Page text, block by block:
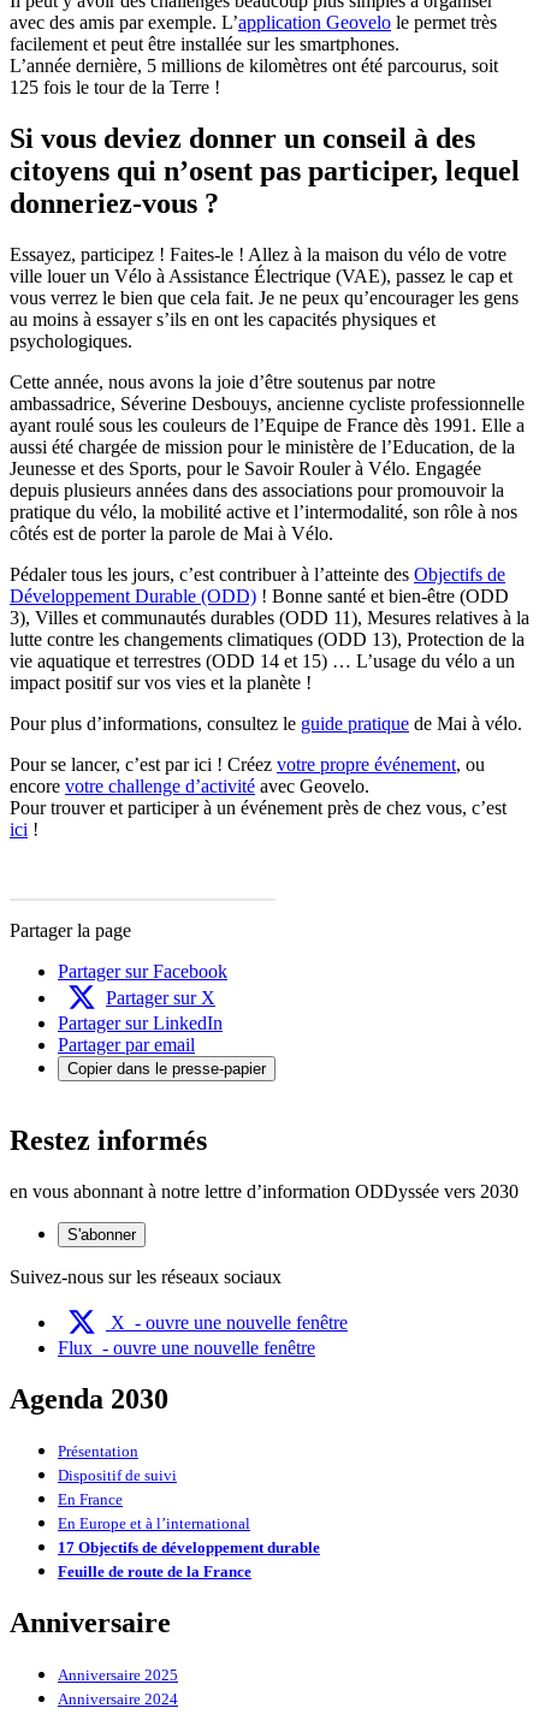
avec des amis par exemple. L’application Geovelo le permet très
facilement et peut être installée sur les smartphones.
L’année dernière, 5 millions de kilomètres ont été parcourus, soit
125 fois le tour de la Terre !
Si vous deviez donner un conseil à des
citoyens qui n’osent pas participer, lequel
donneriez-vous ?
Essayez, participez ! Faites-le ! Allez à la maison du vélo de votre
ville louer un Vélo à Assistance Électrique (VAE), passez le cap et
vous verrez le bien que cela fait. Je ne peux qu’encourager les gens
au moins à essayer s’ils en ont les capacités physiques et
psychologiques.
Cette année, nous avons la joie d’être soutenus par notre
ambassadrice, Séverine Desbouys, ancienne cycliste professionnelle
ayant roulé sous les couleurs de l’Equipe de France dès 1991. Elle a
aussi été chargée de mission pour le ministère de l’Education, de la
Jeunesse et des Sports, pour le Savoir Rouler à Vélo. Engagée
depuis plusieurs années dans des associations pour promouvoir la
pratique du vélo, la mobilité active et l’intermodalité, son rôle à nos
côtés est de porter la parole de Mai à Vélo.
Pédaler tous les jours, c’est contribuer à l’atteinte des Objectifs de
Développement Durable (ODD) ! Bonne santé et bien-être (ODD
3), Villes et communautés durables (ODD 11), Mesures relatives à la
lutte contre les changements climatiques (ODD 13), Protection de la
vie aquatique et terrestres (ODD 14 et 15) … L’usage du vélo a un
impact positif sur vos vies et la planète !
Pour plus d’informations, consultez le guide pratique de Mai à vélo.
Pour se lancer, c’est par ici ! Créez votre propre événement, ou
encore votre challenge d’activité avec Geovelo.
Pour trouver et participer à un événement près de chez vous, c’est
ici !
Partager la page
Partager sur Facebook
Partager sur X
Partager sur LinkedIn
Partager par email
Copier dans le presse-papier
Restez informés
en vous abonnant à notre lettre d’information ODDyssée vers 2030
S'abonner
Suivez-nous sur les réseaux sociaux
X - ouvre une nouvelle fenêtre
Flux - ouvre une nouvelle fenêtre
Agenda 2030
Présentation
Dispositif de suivi
En France
En Europe et à l’international
17 Objectifs de développement durable
Feuille de route de la France
Anniversaire
Anniversaire 2025
Anniversaire 2024